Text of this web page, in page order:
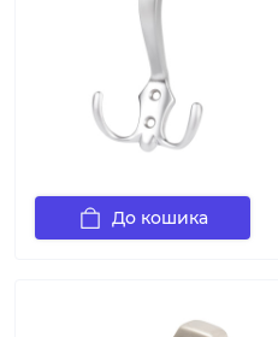
До кошика